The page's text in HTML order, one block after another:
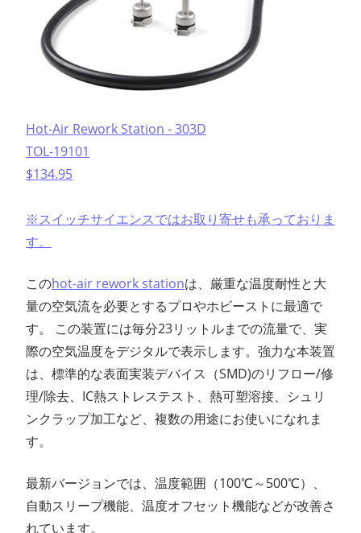
Hot-Air Rework Station - 303D
TOL-19101
$134.95
※スイッチサイエンスではお取り寄せも承っておりま
す。
このhot-air rework stationは、厳重な温度耐性と大
量の空気流を必要とするプロやホビーストに最適で
す。 この装置には毎分23リットルまでの流量で、実
際の空気温度をデジタルで表示します。強力な本装置
は、標準的な表面実装デバイス（SMD)のリフロー/修
理/除去、IC熱ストレステスト、熱可塑溶接、シュリ
ンクラップ加工など、複数の用途にお使いになれま
す。
最新バージョンでは、温度範囲（100℃～500℃）、
自動スリープ機能、温度オフセット機能などが改善さ
れています。